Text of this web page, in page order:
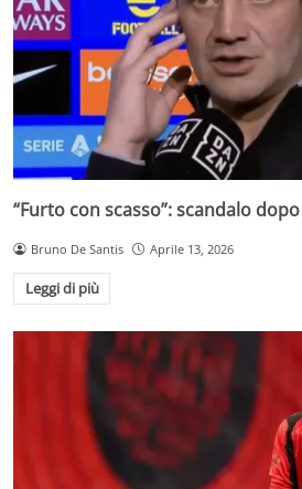
“Furto con scasso”: scandalo
Bruno De Santis Aprile 13, 2026
Leggi di più